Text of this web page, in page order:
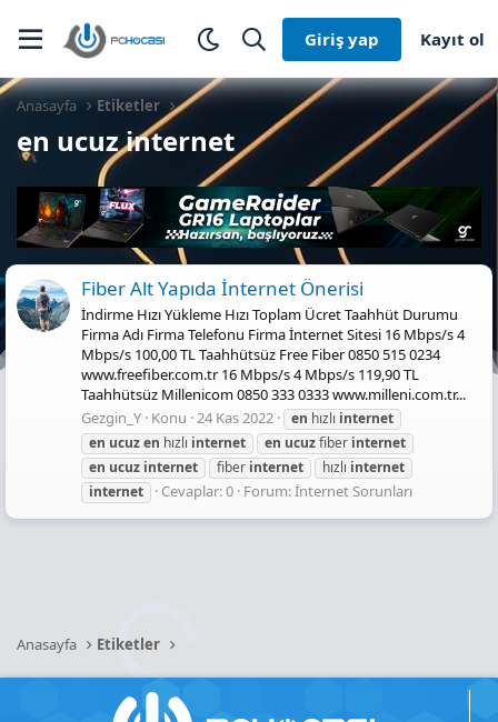
Giriş yap Kayıt ol
Anasayfa Etiketler
en ucuz internet
Fiber Alt Yapıda İnternet Önerisi
İndirme Hızı Yükleme Hızı Toplam Ücret Taahhüt Durumu
Firma Adı Firma Telefonu Firma İnternet Sitesi 16 Mbps/s 4
Mbps/s 100,00 TL Taahhütsüz Free Fiber 0850 515 0234
www.freefiber.com.tr 16 Mbps/s 4 Mbps/s 119,90 TL
Taahhütsüz Millenicom 0850 333 0333 www.milleni.com.tr...
Gezgin_Y Konu 24 Kas 2022 en hızlı internet
en ucuzen hızlı internet en ucuzfiber internet
en ucuz internet fiber internet hızlı internet
internet
Cevaplar: 0 Forum:İnternet Sorunları
Anasayfa Etiketler